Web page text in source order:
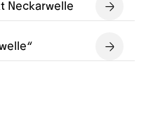
Neckarwelle